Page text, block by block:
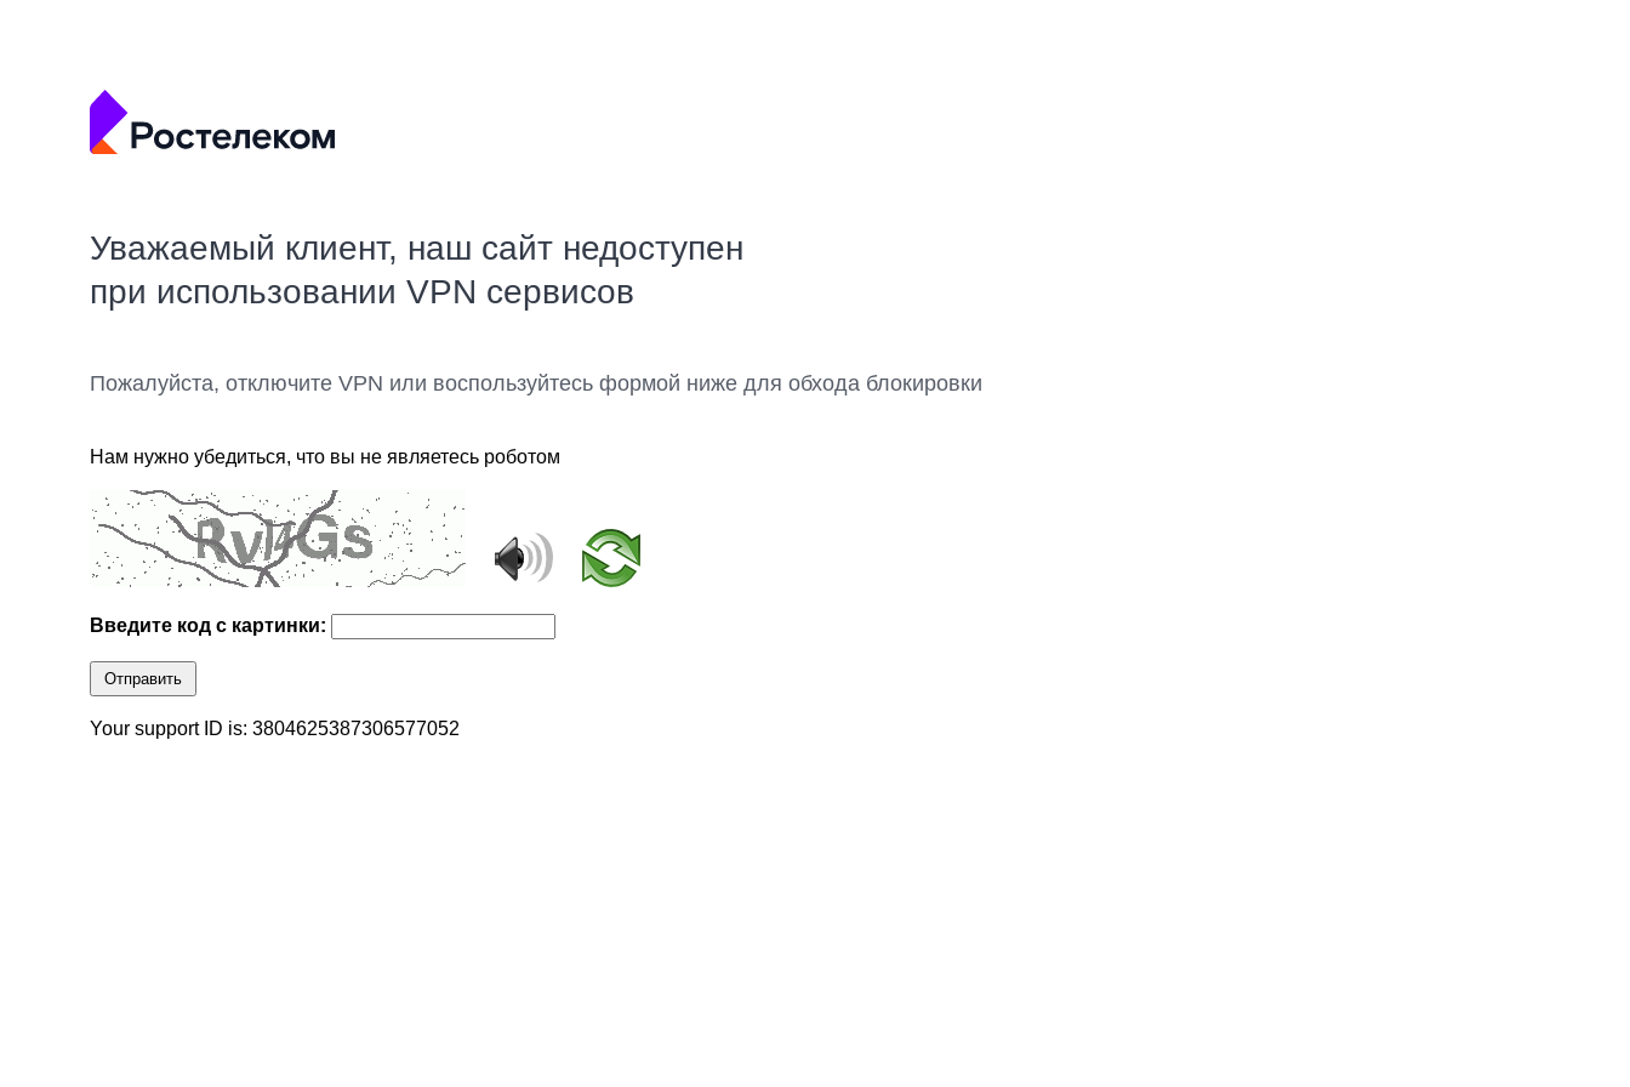
Уважаемый клиент, наш сайт недоступен
при использовании VPN сервисов
Пожалуйста, отключите VPN или воспользуйтесь формой ниже для обхода блокировки
Нам нужно убедиться, что вы не являетесь роботом
Введите код с картинки:
Отправить
Your support ID is: 3804625387306577052